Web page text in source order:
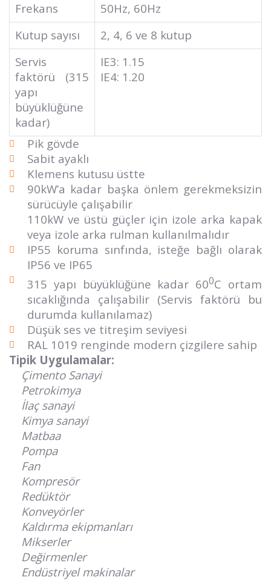
Frekans
50Hz, 60Hz
Kutup sayısı
2, 4, 6 ve 8 kutup
Servis
faktörü (315
yapı
büyüklüğüne
kadar)
IE3: 1.15
IE4: 1.20
Pik gövde
Sabit ayaklı
Klemens kutusu üstte
90kW’a kadar başka önlem gerekmeksizin
sürücüyle çalışabilir
110kW ve üstü güçler için izole arka kapak
veya izole arka rulman kullanılmalıdır
IP55 koruma sınfında, isteğe bağlı olarak
IP56 ve IP65
315 yapı büyüklüğüne kadar 600C ortam
sıcaklığında çalışabilir (Servis faktörü bu
durumda kullanılamaz)
Düşük ses ve titreşim seviyesi
RAL 1019 renginde modern çizgilere sahip
Tipik Uygulamalar:
Çimento Sanayi
Petrokimya
İlaç sanayi
Kimya sanayi
Matbaa
Pompa
Fan
Kompresör
Redüktör
Konveyörler
Kaldırma ekipmanları
Mikserler
Değirmenler
Endüstriyel makinalar